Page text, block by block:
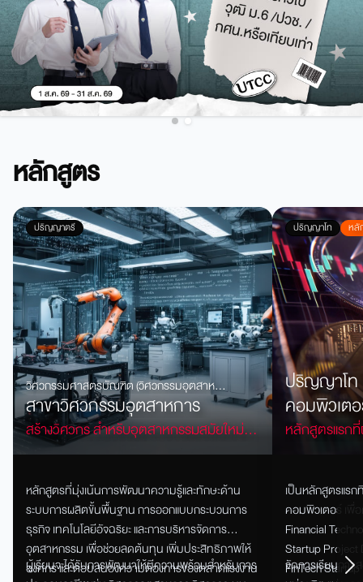
หลักสูตร
ปริญญาตรี
วิศวกรรมศาสตรบัณฑิต (วิศวกรรมอุตสาห
การ)
สาขาวิศวกรรมอุตสาหการ
สร้างวิศวกร สำหรับอุตสาหกรรมสมัยใหม่
ตอบสนองแรงงานในอุตสาหกรรมแห่งอนาคต
หลักสูตรที่มุ่งเน้นการพัฒนาความรู้และทักษะด้าน
ระบบการผลิตขั้นพื้นฐาน การออกแบบกระบวนการ
ธุรกิจ เทคโนโลยีอัจฉริยะ และการบริหารจัดการ
อุตสาหกรรม เพื่อช่วยลดต้นทุน เพิ่มประสิทธิภาพให้
องค์กร และตอบสนองความต้องการของตลาดแรงงาน
ผู้เรียนจะได้รับการพัฒนาให้มีความพร้อมสำหรับการ
ปริญญาโท หลั
ปริญญาโท
คอมพิวเตอ
เงิน
หลักสูตรแรก
ดิจิทัล เพื่อสร้
ยุคใหม่
เป็นหลักสูตรแร
คอมพิวเตอร์ เพื่
Financial
Startup Project
FinTechStartup
จัดการเรียนกา